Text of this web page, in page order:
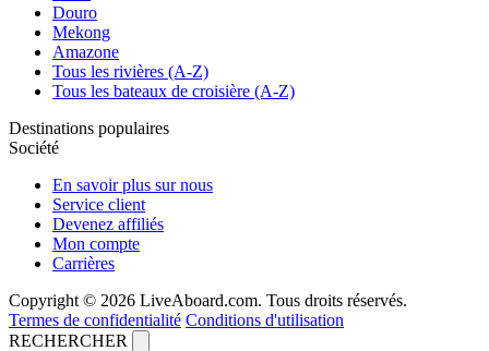
Douro
Mekong
Amazone
Tous les rivières (A-Z)
Tous les bateaux de croisière (A-Z)
Destinations populaires
Société
En savoir plus sur nous
Service client
Devenez affiliés
Mon compte
Carrières
Copyright © 2026 LiveAboard.com. Tous droits réservés.
Termes de confidentialité Conditions d'utilisation
RECHERCHER